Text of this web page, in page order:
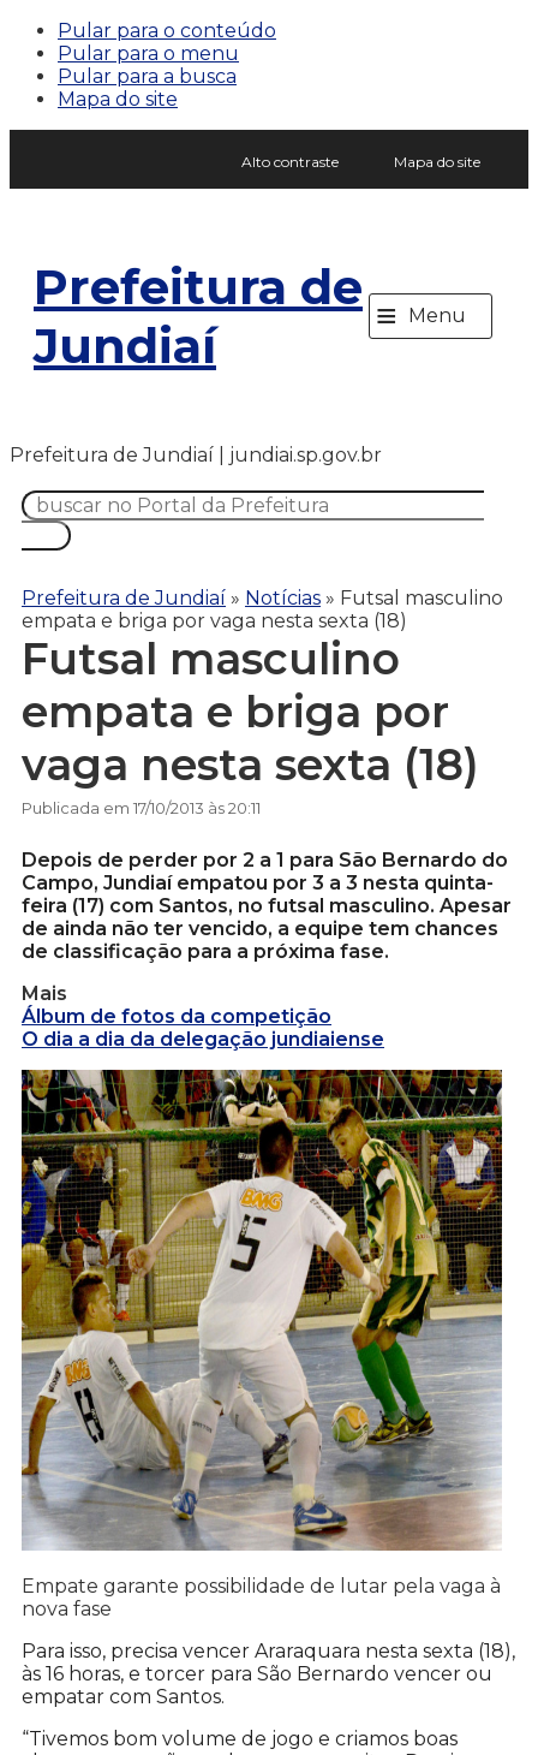
Pular para o conteúdo
Pular para o menu
Pular para a busca
Mapa do site
Alto contraste Mapa do site
Prefeitura de
Jundiaí
≡ Menu
Prefeitura de Jundiaí | jundiai.sp.gov.br
Prefeitura de Jundiaí » Notícias » Futsal masculino
empata e briga por vaga nesta sexta (18)
Futsal masculino
empata e briga por
vaga nesta sexta (18)
Publicada em 17/10/2013 às 20:11
Depois de perder por 2 a 1 para São Bernardo do
Campo, Jundiaí empatou por 3 a 3 nesta quinta-
feira (17) com Santos, no futsal masculino. Apesar
de ainda não ter vencido, a equipe tem chances
de classificação para a próxima fase.
Mais
Álbum de fotos da competição
O dia a dia da delegação jundiaiense
Empate garante possibilidade de lutar pela vaga à
nova fase
Para isso, precisa vencer Araraquara nesta sexta (18),
às 16 horas, e torcer para São Bernardo vencer ou
empatar com Santos.
“Tivemos bom volume de jogo e criamos boas